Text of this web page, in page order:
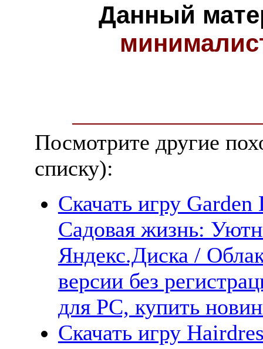
Данный
Посмотрите другие
списку):
Скачать игру
Садовая жизнь:
Яндекс.Диска /
версии без
для PC, купить
Скачать игру